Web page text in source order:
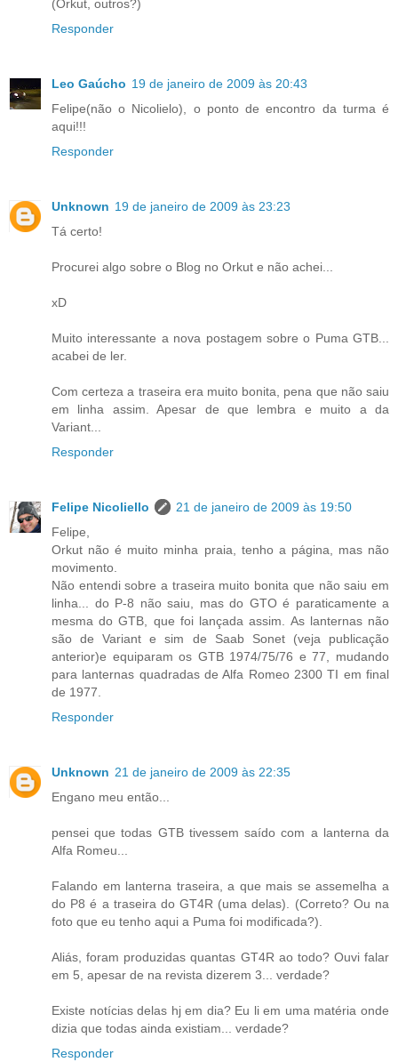
(Orkut, outros?)
Responder
Leo Gaúcho 19 de janeiro de 2009 às 20:43
Felipe(não o Nicolielo), o ponto de encontro da turma é
aqui!!!
Responder
Unknown 19 de janeiro de 2009 às 23:23
Tá certo!
Procurei algo sobre o Blog no Orkut e não achei...
xD
Muito interessante a nova postagem sobre o Puma GTB...
acabei de ler.
Com certeza a traseira era muito bonita, pena que não saiu
em linha assim. Apesar de que lembra e muito a da
Variant...
Responder
Felipe Nicoliello
21 de janeiro de 2009 às 19:50
Felipe,
Orkut não é muito minha praia, tenho a página, mas não
movimento.
Não entendi sobre a traseira muito bonita que não saiu em
linha... do P-8 não saiu, mas do GTO é paraticamente a
mesma do GTB, que foi lançada assim. As lanternas não
são de Variant e sim de Saab Sonet (veja publicação
anterior)e equiparam os GTB 1974/75/76 e 77, mudando
para lanternas quadradas de Alfa Romeo 2300 TI em final
de 1977.
Responder
Unknown 21 de janeiro de 2009 às 22:35
Engano meu então...
pensei que todas GTB tivessem saído com a lanterna da
Alfa Romeu...
Falando em lanterna traseira, a que mais se assemelha a
do P8 é a traseira do GT4R (uma delas). (Correto? Ou na
foto que eu tenho aqui a Puma foi modificada?).
Aliás, foram produzidas quantas GT4R ao todo? Ouvi falar
em 5, apesar de na revista dizerem 3... verdade?
Existe notícias delas hj em dia? Eu li em uma matéria onde
dizia que todas ainda existiam... verdade?
Responder